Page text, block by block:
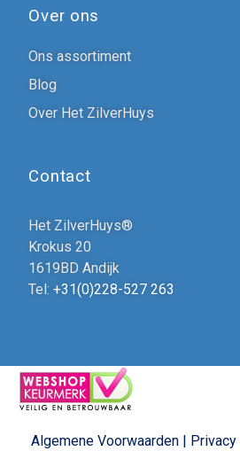
Over ons
Ons assortiment
Blog
Over Het ZilverHuys
Contact
Het ZilverHuys®
Krokus 20
1619BD Andijk
Tel: +31(0)228-527 263
Algemene Voorwaarden| Privacy|